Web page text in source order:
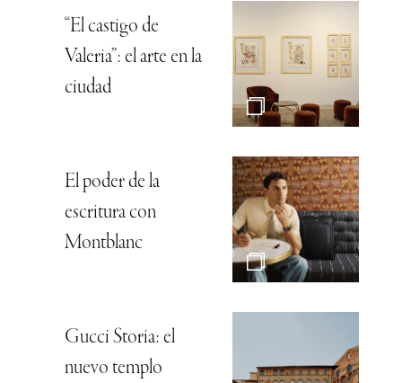
“El castigo de
Valeria”: el arte en la
ciudad
El poder de la
escritura con
Montblanc
Gucci Storia: el
nuevo templo